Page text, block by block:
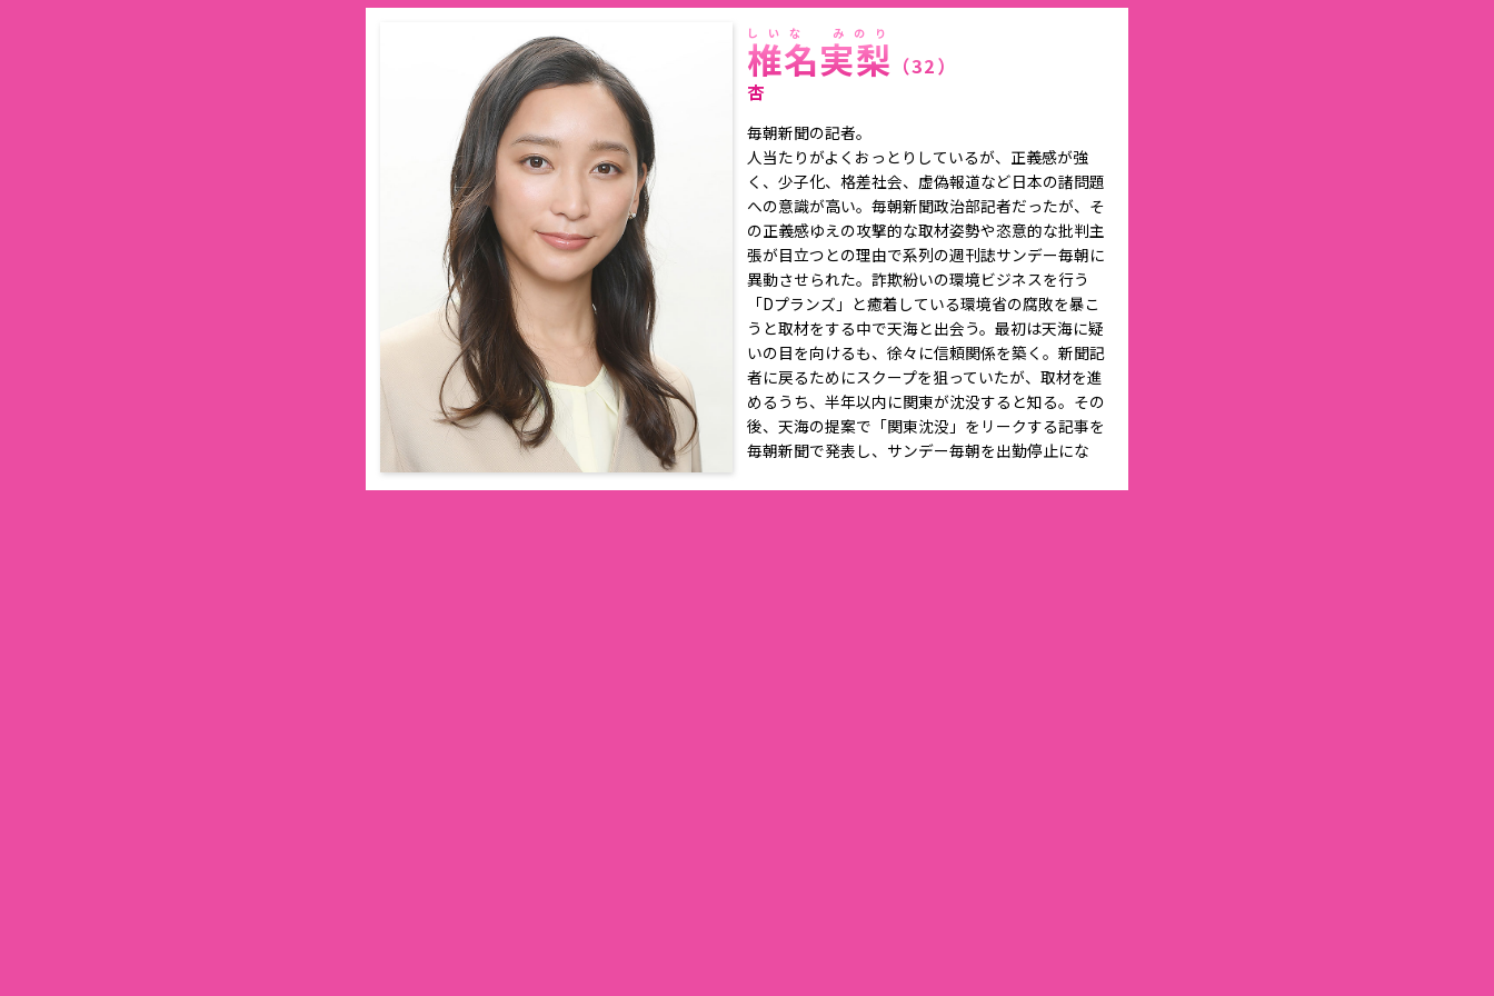
しいな みのり
椎名実梨 （32）
杏
毎朝新聞の記者。
人当たりがよくおっとりしているが、正義感が強
く、少子化、格差社会、虚偽報道など日本の諸問題
への意識が高い。毎朝新聞政治部記者だったが、そ
の正義感ゆえの攻撃的な取材姿勢や恣意的な批判主
張が目立つとの理由で系列の週刊誌サンデー毎朝に
異動させられた。詐欺紛いの環境ビジネスを行う
「Dプランズ」と癒着している環境省の腐敗を暴こ
うと取材をする中で天海と出会う。最初は天海に疑
いの目を向けるも、徐々に信頼関係を築く。新聞記
者に戻るためにスクープを狙っていたが、取材を進
めるうち、半年以内に関東が沈没すると知る。その
後、天海の提案で「関東沈没」をリークする記事を
毎朝新聞で発表し、サンデー毎朝を出勤停止にな